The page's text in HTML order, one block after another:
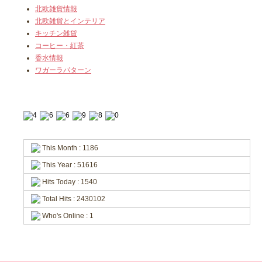
北欧雑貨情報
北欧雑貨とインテリア
キッチン雑貨
コーヒー・紅茶
香水情報
ワガーラパターン
This Month : 1186
This Year : 51616
Hits Today : 1540
Total Hits : 2430102
Who's Online : 1